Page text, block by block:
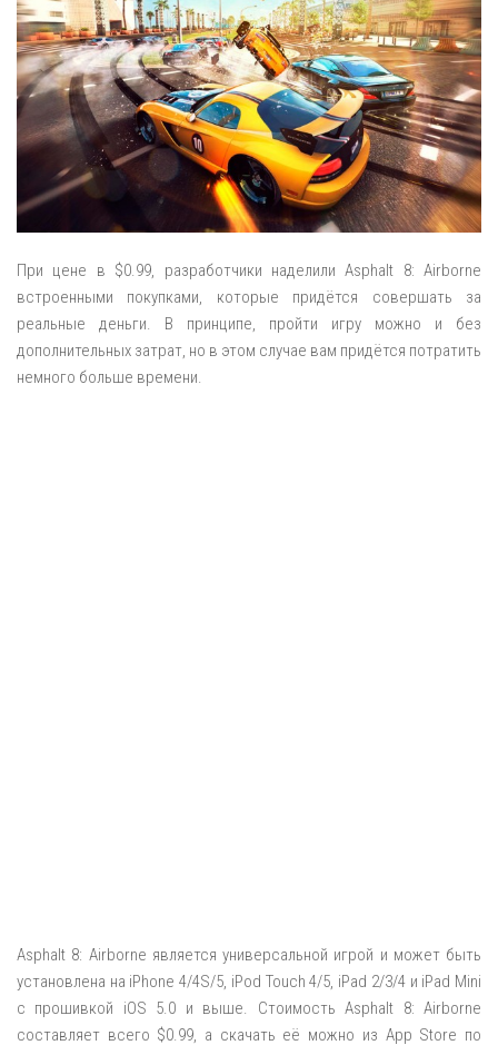
При цене в $0.99, разработчики наделили Asphalt 8: Airborne
встроенными покупками, которые придётся совершать за
реальные деньги. В принципе, пройти игру можно и без
дополнительных затрат, но в этом случае вам придётся потратить
немного больше времени.
Asphalt 8: Airborne является универсальной игрой и может быть
установлена на iPhone 4/4S/5, iPod Touch 4/5, iPad 2/3/4 и iPad Mini
с прошивкой iOS 5.0 и выше. Стоимость Asphalt 8: Airborne
составляет всего $0.99, а скачать её можно из App Store по